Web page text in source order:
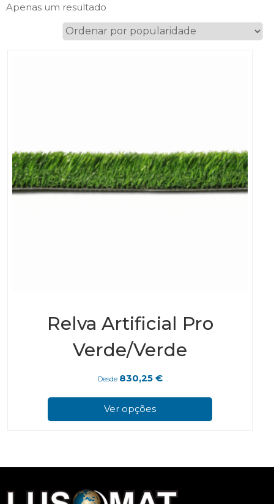
Apenas um resultado
Relva Artificial Pro
Verde/Verde
Desde 830,25 €
Ver opções